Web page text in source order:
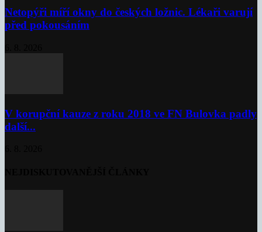
Netopýři míří okny do českých ložnic. Lékaři varují
před pokousáním
V korupční kauze z roku 2018 ve FN Bulovka padly
další...